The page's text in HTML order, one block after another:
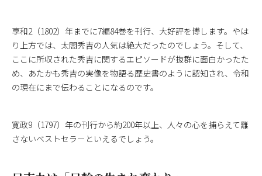
享和2（1802）年までに7編84巻を刊行、大好評を博します。やは
り上方では、太閤秀吉の人気は絶大だったのでしょう。そして、
ここに所収された秀吉に関するエピソードが抜群に面白かったた
め、あたかも秀吉の実像を物語る歴史書のように認知され、令和
の現在にまで伝わることになるのです。
寛政9（1797）年の刊行から約200年以上、人々の心を捕らえて離
さないベストセラーといえるでしょう。